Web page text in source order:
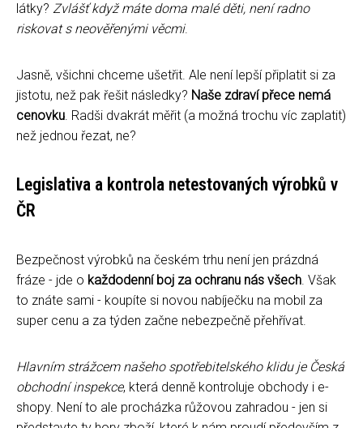
látky? Zvlášť když máte doma malé děti, není radno
riskovat s neověřenými věcmi.
Jasně, všichni chceme ušetřit. Ale není lepší připlatit si za
jistotu, než pak řešit následky? Naše zdraví přece nemá
cenovku. Radši dvakrát měřit (a možná trochu víc zaplatit)
než jednou řezat, ne?
Legislativa a kontrola netestovaných výrobků v
ČR
Bezpečnost výrobků na českém trhu není jen prázdná
fráze - jde o každodenní boj za ochranu nás všech. Však
to znáte sami - koupíte si novou nabíječku na mobil za
super cenu a za týden začne nebezpečně přehřívat.
Hlavním strážcem našeho spotřebitelského klidu je Česká
obchodní inspekce, která denně kontroluje obchody i e-
shopy. Není to ale procházka růžovou zahradou - jen si